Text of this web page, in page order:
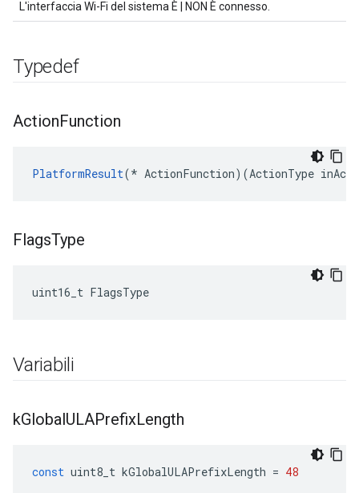
L'interfaccia Wi-Fi del sistema È | NON È connesso.
Typedef
ActionFunction
PlatformResult(* ActionFunction)(ActionType
FlagsType
uint16_t FlagsType
Variabili
kGlobalULAPrefixLength
const uint8_t kGlobalULAPrefixLength = 48